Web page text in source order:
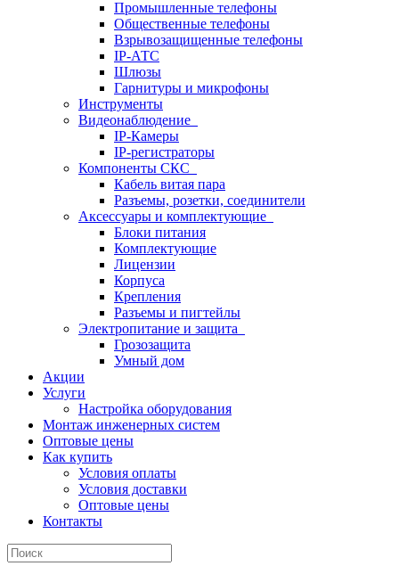
Промышленные телефоны
Общественные телефоны
Взрывозащищенные телефоны
IP-АТС
Шлюзы
Гарнитуры и микрофоны
Инструменты
Видеонаблюдение
IP-Камеры
IP-регистраторы
Компоненты СКС
Кабель витая пара
Разъемы, розетки, соединители
Аксессуары и комплектующие
Блоки питания
Комплектующие
Лицензии
Корпуса
Крепления
Разъемы и пигтейлы
Электропитание и защита
Грозозащита
Умный дом
Акции
Услуги
Настройка оборудования
Монтаж инженерных систем
Оптовые цены
Как купить
Условия оплаты
Условия доставки
Оптовые цены
Контакты